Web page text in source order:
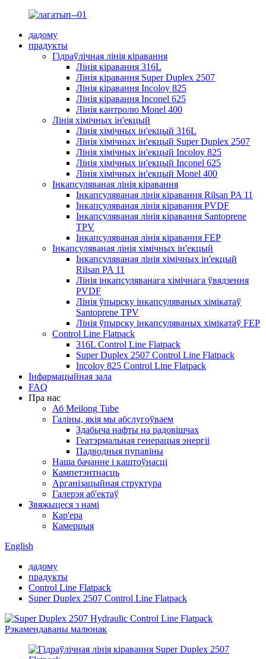
дадому
прадукты
Гідраўлічная лінія кіравання
Лінія кіравання 316L
Лінія кіравання Super Duplex 2507
Лінія кіравання Incoloy 825
Лінія кіравання Inconel 625
Лінія кантролю Monel 400
Лінія хімічных ін'екцый
Лінія хімічных ін'екцый 316L
Лінія хімічных ін'екцый Super Duplex 2507
Лінія хімічных ін'екцый Incoloy 825
Лінія хімічных ін'екцый Inconel 625
Лінія хімічных ін'екцый Monel 400
Інкапсуляваная лінія кіравання
Інкапсуляваная лінія кіравання Rilsan PA 11
Інкапсуляваная лінія кіравання PVDF
Інкапсуляваная лінія кіравання Santoprene
TPV
Інкапсуляваная лінія кіравання FEP
Інкапсуляваная лінія хімічных ін'екцый
Інкапсуляваная лінія хімічных ін'екцый
Rilsan PA 11
Лінія інкапсуляванага хімічнага ўвядзення
PVDF
Лінія ўпырску інкапсуляваных хімікатаў
Santoprene TPV
Лінія ўпырску інкапсуляваных хімікатаў FEP
Control Line Flatpack
316L Control Line Flatpack
Super Duplex 2507 Control Line Flatpack
Incoloy 825 Control Line Flatpack
Інфармацыйная зала
FAQ
Пра нас
Аб Meilong Tube
Галіны, якія мы абслугоўваем
Здабыча нафты на радовішчах
Геатэрмальная генерацыя энергіі
Падводныя пупавіны
Наша бачанне і каштоўнасці
Кампетэнтнасць
Арганізацыйная структура
Галерэя аб'ектаў
Звяжыцеся з намі
Кар'ера
Камерцыя
English
дадому
прадукты
Control Line Flatpack
Super Duplex 2507 Control Line Flatpack